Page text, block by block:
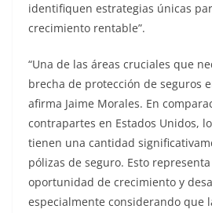
identifiquen estrategias únicas
crecimiento rentable”.
“Una de las áreas cruciales que
brecha de protección de seguros
afirma Jaime Morales. En
contrapartes en Estados Unidos,
tienen una cantidad
pólizas de seguro. Esto
oportunidad de crecimiento y
especialmente considerando que